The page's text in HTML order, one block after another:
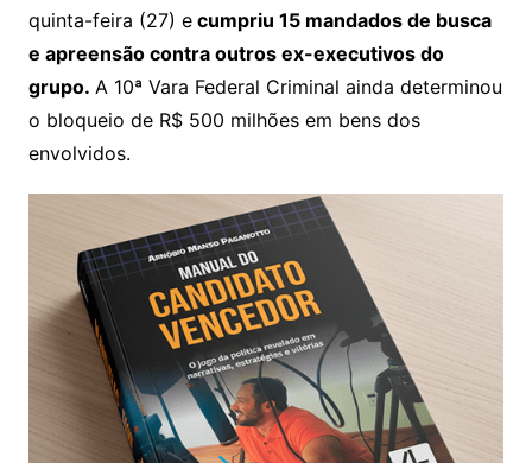
quinta-feira (27) ecumpriu 15 mandados de busca
e apreensão contra outros ex-executivos do
grupo. A 10ª Vara Federal Criminal ainda determinou
o bloqueio de R$ 500 milhões em bens dos
envolvidos.